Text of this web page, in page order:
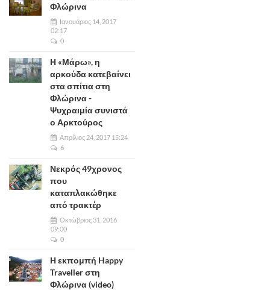
Φλώρινα
Ιανουάριος 14, 2017
02:17
0
Η «Μάρω», η
αρκούδα κατεβαίνει
στα σπίτια στη
Φλώρινα -
Ψυχραιμία συνιστά
ο Αρκτούρος
Απρίλιος 24, 2017 15:24
6
Νεκρός 49χρονος
που
καταπλακώθηκε
από τρακτέρ
Οκτώβριος 31, 2016
09:00
0
Η εκπομπή Happy
Traveller στη
Φλώρινα (video)